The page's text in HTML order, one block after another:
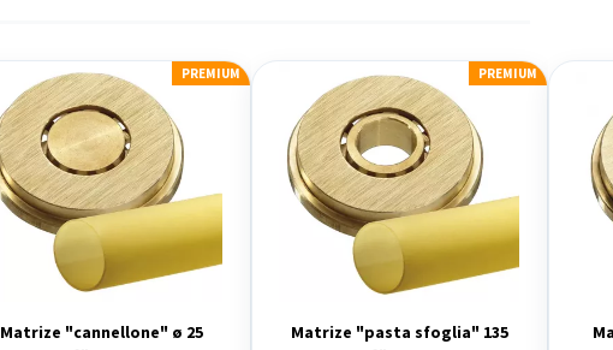
PREMIUM
Matrize "cannellone" ø 25
PREMIUM
Matrize "pasta sfoglia" 135